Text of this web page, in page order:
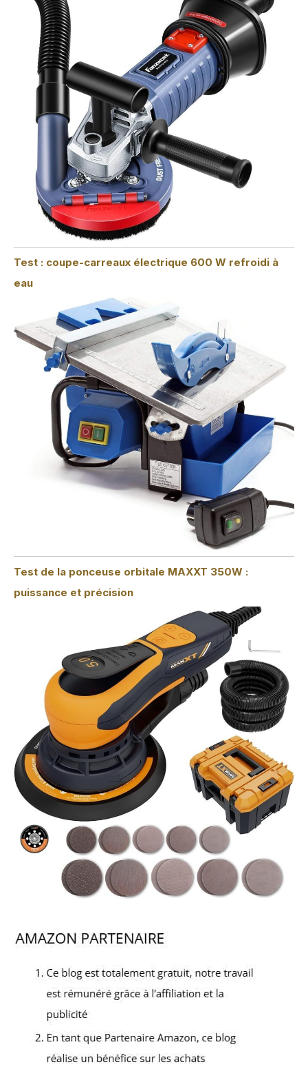
Test : coupe-carreaux électrique 600 W refroidi à
eau
Test de la ponceuse orbitale MAXXT 350W :
puissance et précision